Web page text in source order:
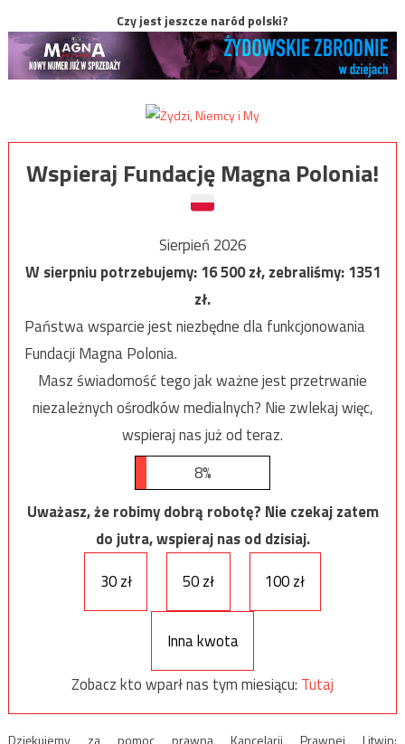
Czy jest jeszcze naród polski?
Wspieraj Fundację Magna Polonia!
Sierpień 2026
W sierpniu potrzebujemy:16 500zł, zebraliśmy:1351
zł.
Państwa wsparcie jest niezbędne dla funkcjonowania
Fundacji Magna Polonia.
Masz świadomość tego jak ważne jest przetrwanie
niezależnych ośrodków medialnych? Nie zwlekaj więc,
wspieraj nas już od teraz.
8%
Uważasz, że robimy dobrą robotę? Nie czekaj zatem
do jutra, wspieraj nas od dzisiaj.
30 zł
50 zł 100 zł
Inna kwota
Zobacz kto wparł nas tym miesiącu: Tutaj